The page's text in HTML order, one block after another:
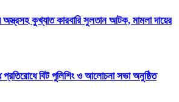
অস্ত্রসহ কুখ্যাত কারবারি সুলতান আটক, মামলা দায়ের
প্রতিরোধে বিট পুলিশিং ও আলোচনা সভা অনুষ্ঠিত